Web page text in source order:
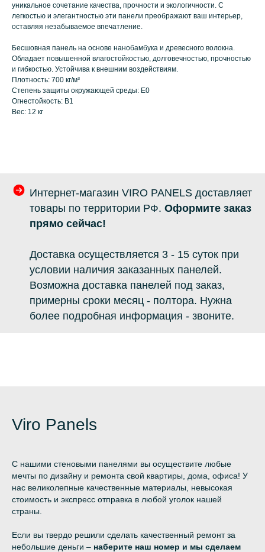
уникальное сочетание качества, прочности и экологичности. С
легкостью и элегантностью эти панели преображают ваш интерьер,
оставляя незабываемое впечатление.
Бесшовная панель на основе нанобамбука и древесного волокна.
Обладает повышенной влагостойкостью, долговечностью, прочностью
и гибкостью. Устойчива к внешним воздействиям.
Плотность: 700 кг/м³
Степень защиты окружающей среды: E0
Огнестойкость: B1
Вес: 12 кг
Интернет-магазин VIRO PANELS доставляет
товары по территории РФ. Оформите заказ
прямо сейчас!
Доставка осуществляется 3 - 15 суток при
условии наличия заказанных панелей.
Возможна доставка панелей под заказ,
примерны сроки месяц - полтора. Нужна
более подробная информация - звоните.
Viro Panels
С нашими стеновыми панелями вы осуществите любые
мечты по дизайну и ремонта свой квартиры, дома, офиса! У
нас великолепные качественные материалы, невысокая
стоимость и экспресс отправка в любой уголок нашей
страны.
Если вы твердо решили сделать качественный ремонт за
небольшие деньги – наберите наш номер и мы сделаем